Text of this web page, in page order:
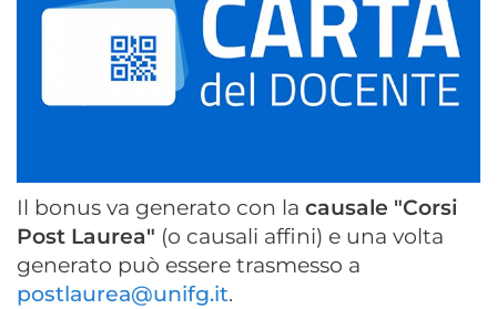
Il bonus va generato con la causale "Corsi
Post Laurea" (o causali affini) e una volta
generato può essere trasmesso a
postlaurea@unifg.it.